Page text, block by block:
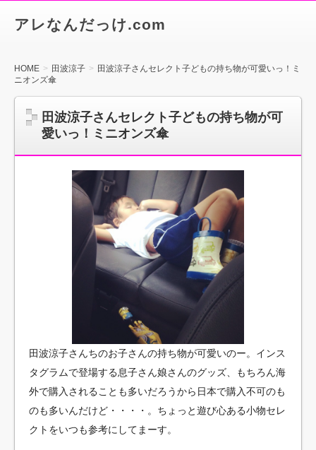
アレなんだっけ.com
HOME 田波涼子
田波涼子さんセレクト子どもの持ち物が可愛いっ！ミ
ニオンズ傘
田波涼子さんセレクト子どもの持ち物が可
愛いっ！ミニオンズ傘
田波涼子さんちのお子さんの持ち物が可愛いのー。インス
タグラムで登場する息子さん娘さんのグッズ、もちろん海
外で購入されることも多いだろうから日本で購入不可のも
のも多いんだけど・・・・。ちょっと遊び心ある小物セレ
クトをいつも参考にしてまーす。